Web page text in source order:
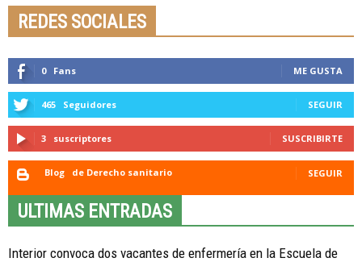
REDES SOCIALES
0 Fans ME GUSTA
465 Seguidores SEGUIR
3 suscriptores SUSCRIBIRTE
Blog de Derecho sanitario SEGUIR
ULTIMAS ENTRADAS
Interior convoca dos vacantes de enfermería en la Escuela de